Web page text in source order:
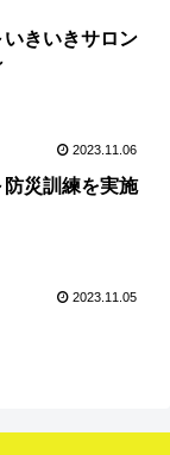
きいきサロン
2023.11.06
災訓練を実施
2023.11.05